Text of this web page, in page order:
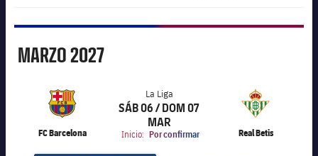
Marzo
MARZO2027
FC Barcelona
La Liga
La Liga
SÁB 06 / DOM 07
MAR
Inicio: Por confirmar Real Betis
label.aria.chevronright